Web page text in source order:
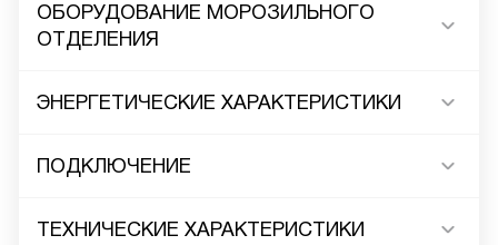
ОБОРУДОВАНИЕ МОРОЗИЛЬНОГО
ОТДЕЛЕНИЯ
ЭНЕРГЕТИЧЕСКИЕ ХАРАКТЕРИСТИКИ
ПОДКЛЮЧЕНИЕ
ТЕХНИЧЕСКИЕ ХАРАКТЕРИСТИКИ